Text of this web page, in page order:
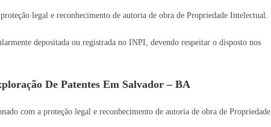
legal e reconhecimento de autoria de obra de Propriedade Intelectual.
depositada ou registrada no INPI, devendo respeitar o disposto nos
De Patentes Em Salvador – BA
com a proteção legal e reconhecimento de autoria de obra de Propriedade